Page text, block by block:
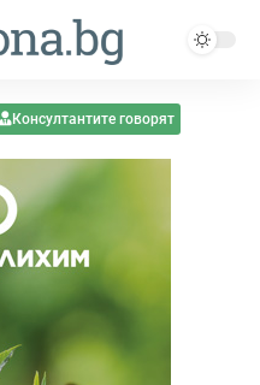
Консултантите говорят